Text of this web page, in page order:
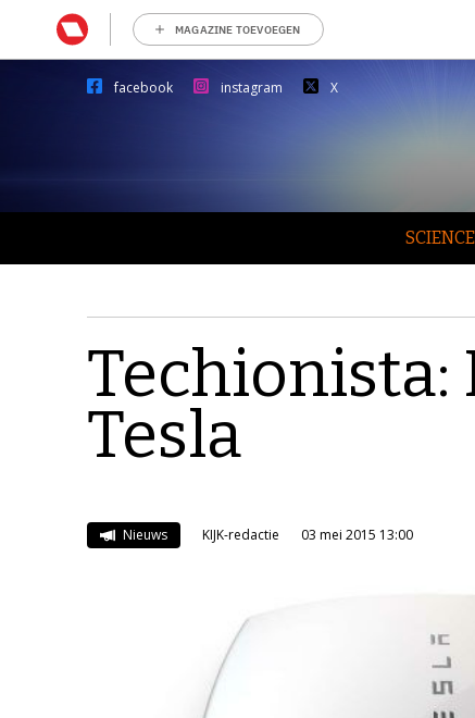
MAGAZINE TOEVOEGEN
facebook instagram X
SCIENCE
Techionista:
Tesla
Nieuws KIJK-redactie 03 mei 2015 13:00